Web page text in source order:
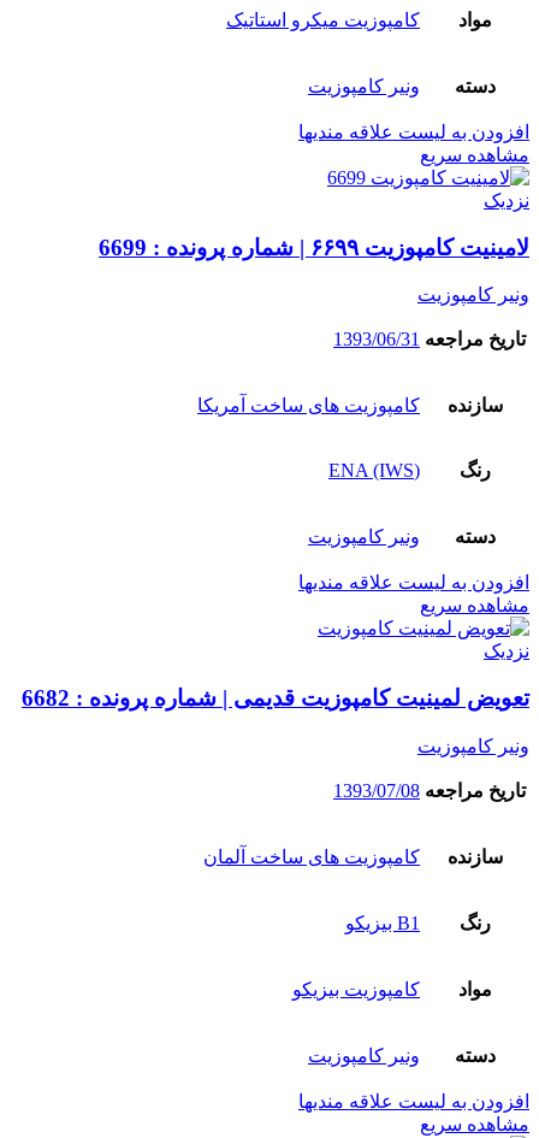
مواد کامپوزیت میکرو استاتیک
دسته ونیر کامپوزیت
افزودن به لیست علاقه مندیها
مشاهده سریع
نزدیک
لامینیت کامپوزیت ۶۶۹۹ | شماره پرونده : 6699
ونیر کامپوزیت
تاریخ مراجعه 1393/06/31
سازنده کامپوزیت های ساخت آمریکا
رنگ (ENA (IWS
دسته ونیر کامپوزیت
افزودن به لیست علاقه مندیها
مشاهده سریع
نزدیک
تعویض لمینیت کامپوزیت قدیمی | شماره پرونده : 6682
ونیر کامپوزیت
تاریخ مراجعه 1393/07/08
سازنده کامپوزیت های ساخت آلمان
رنگ B1 بیزیکو
مواد کامپوزیت بیزیکو
دسته ونیر کامپوزیت
افزودن به لیست علاقه مندیها
مشاهده سریع